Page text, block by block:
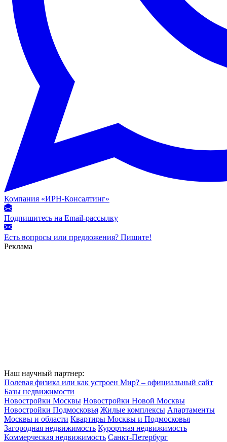
Компания «ИРН-Консалтинг»
Подпишитесь на Email-рассылку
Есть вопросы или предложения? Пишите!
Реклама
Наш научный партнер:
Полевая физика или как устроен Мир? – официальный сайт
Базы недвижимости
Новостройки Москвы Новостройки Новой Москвы
Новостройки Подмосковья Жилые комплексы Апартаменты
Москвы и области Квартиры Москвы и Подмосковья
Загородная недвижимость Курортная недвижимость
Коммерческая недвижимость Санкт-Петербург